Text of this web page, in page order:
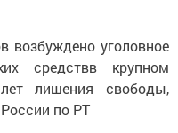
возбуждено уголовное
средствв крупном
лишения свободы,
по РТ